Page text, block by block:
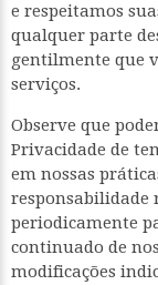
e respeitamos
qualquer parte
gentilmente que
serviços.
Observe que
Privacidade de
em nossas
responsabilidade
periodicamente
continuado de
modificações